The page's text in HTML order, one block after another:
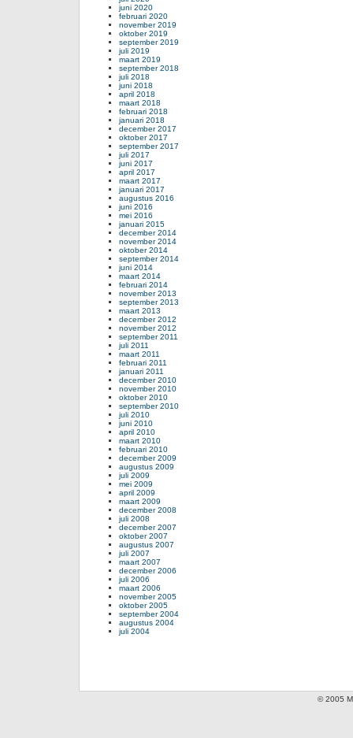
juni 2020
februari 2020
november 2019
oktober 2019
september 2019
juli 2019
maart 2019
september 2018
juli 2018
juni 2018
april 2018
maart 2018
februari 2018
januari 2018
december 2017
oktober 2017
september 2017
juli 2017
juni 2017
april 2017
maart 2017
januari 2017
augustus 2016
juni 2016
mei 2016
januari 2015
december 2014
november 2014
oktober 2014
september 2014
juni 2014
maart 2014
februari 2014
november 2013
september 2013
maart 2013
december 2012
november 2012
september 2011
juli 2011
maart 2011
februari 2011
januari 2011
december 2010
november 2010
oktober 2010
september 2010
juli 2010
juni 2010
april 2010
maart 2010
februari 2010
december 2009
augustus 2009
juli 2009
mei 2009
april 2009
maart 2009
december 2008
juli 2008
december 2007
oktober 2007
augustus 2007
juli 2007
maart 2007
december 2006
juli 2006
maart 2006
november 2005
oktober 2005
september 2004
augustus 2004
juli 2004
© 2005